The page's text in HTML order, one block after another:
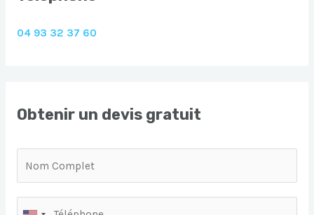
04 93 32 37 60
Obtenir un devis gratuit